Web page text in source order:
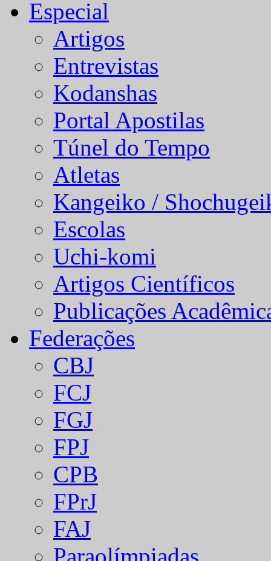
Especial
Artigos
Entrevistas
Kodanshas
Portal Apostilas
Túnel do Tempo
Atletas
Kangeiko /
Escolas
Uchi-komi
Artigos Científicos
Publicações
Federações
CBJ
FCJ
FGJ
FPJ
CPB
FPrJ
FAJ
Paraolímpiadas